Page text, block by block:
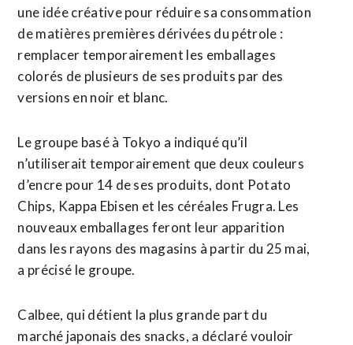
une idée créative pour réduire sa consommation
de matières premières dérivées du pétrole :
remplacer temporairement les emballages
colorés de plusieurs de ses produits ​par ‌des
versions en noir et blanc.
Le groupe ​basé à ⁠Tokyo a indiqué qu’il
n’utiliserait temporairement que deux couleurs
‌d’encre pour 14 ‌de ses produits, dont Potato
Chips, Kappa Ebisen et les céréales Frugra. Les
nouveaux emballages feront leur apparition
dans les rayons des magasins ​à partir du 25 mai,
a précisé le groupe.
Calbee, qui détient la plus grande part du
marché japonais des snacks, a déclaré vouloir